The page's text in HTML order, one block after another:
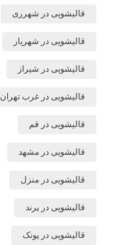
قالیشویی در شهرری
قالیشویی در شهریار
قالیشویی در شیراز
قالیشویی در غرب تهران
قالیشویی در قم
قالیشویی در مشهد
قالیشویی در منزل
قالیشویی در پرند
قالیشویی در پونک